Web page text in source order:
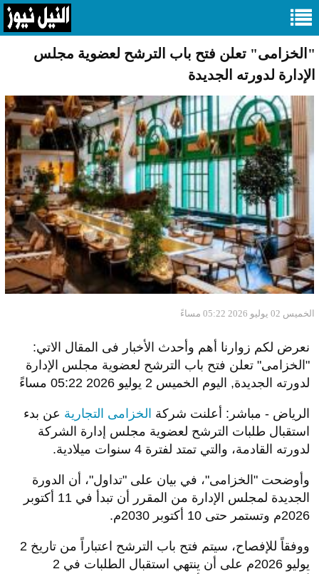
"الخزامى" تعلن فتح باب الترشح لعضوية مجلس
الإدارة لدورته الجديدة
الخميس 02 يوليو 2026 05:22 مساءً
نعرض لكم زوارنا أهم وأحدث الأخبار فى المقال الاتي:
"الخزامى" تعلن فتح باب الترشح لعضوية مجلس الإدارة
لدورته الجديدة, اليوم الخميس 2 يوليو 2026 05:22 مساءً
الرياض - مباشر: أعلنت شركة الخزامى التجارية عن بدء
استقبال طلبات الترشح لعضوية مجلس إدارة الشركة
لدورته القادمة، والتي تمتد لفترة 4 سنوات ميلادية.
وأوضحت "الخزامى"، في بيان على "تداول"، أن الدورة
الجديدة لمجلس الإدارة من المقرر أن تبدأ في 11 أكتوبر
2026م وتستمر حتى 10 أكتوبر 2030م.
ووفقاً للإفصاح، سيتم فتح باب الترشح اعتباراً من تاريخ 2
يوليو 2026م على أن ينتهي استقبال الطلبات في 2